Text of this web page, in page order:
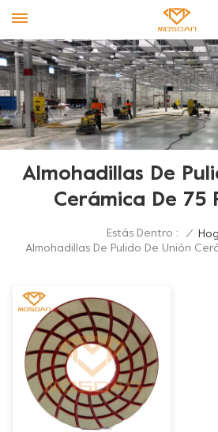
Almohadillas De
Cerámica De 75
Estás Dentro : /
Almohadillas De Pulido De Unión